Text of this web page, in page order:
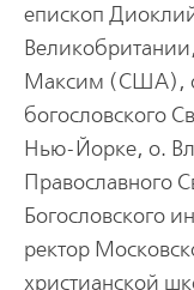
епископ
Максим (США),
богословского
Нью-Йорке, о.
Православного
Богословского
ректор
христианской